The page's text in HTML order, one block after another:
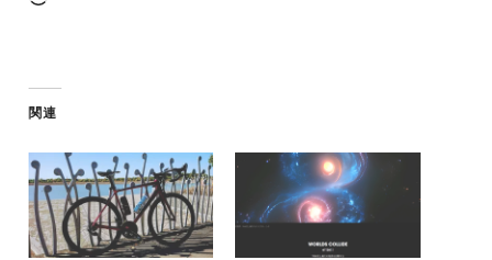
中…
関連